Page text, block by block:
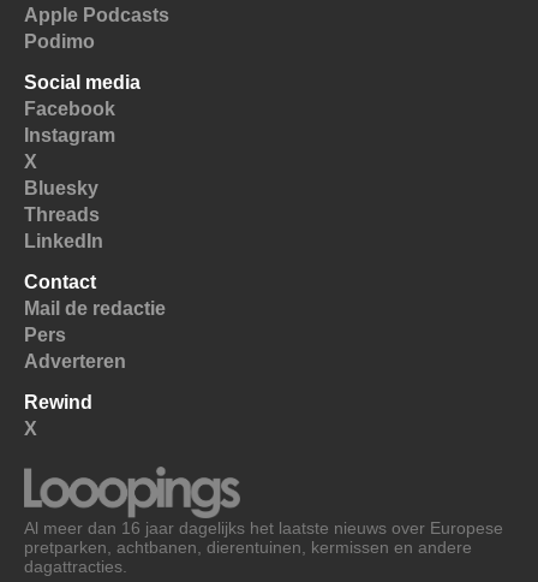
Apple Podcasts
Podimo
Social media
Facebook
Instagram
X
Bluesky
Threads
LinkedIn
Contact
Mail de redactie
Pers
Adverteren
Rewind
X
Al meer dan 16 jaar dagelijks het laatste nieuws over Europese
pretparken, achtbanen, dierentuinen, kermissen en andere
dagattracties.